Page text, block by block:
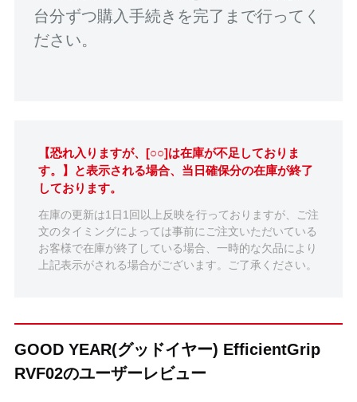
台分ずつ購入手続きを完了まで行ってく
ださい。
【恐れ入りますが、[○○]は在庫が不足しておりま
す。】と表示される場合、当日確保分の在庫が終了
しております。
在庫の更新は1日1回以上反映を行っておりますが、ご注
文のタイミングによっては事前にご注文いただいている
お客様で在庫が終了している場合、一時的な欠品により
上記表示がされる場合がございます。ご了承ください。
GOOD YEAR(グッドイヤー) EfficientGrip
RVF02のユーザーレビュー